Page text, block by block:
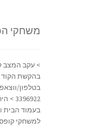
משחקי
בעמוד הבית
למשחקי